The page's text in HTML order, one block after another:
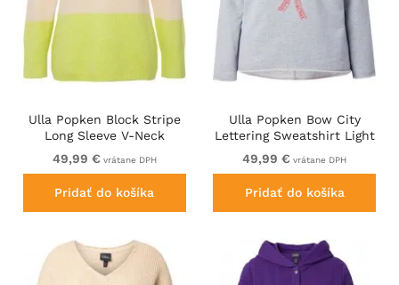
Ulla Popken Block Stripe
Long Sleeve V-Neck
Sweater Lime Green
49,99 € vrátane DPH
Pridať do košíka
Ulla Popken Bow City
Lettering Sweatshirt Light
Grey Melange
49,99 € vrátane DPH
Pridať do košíka